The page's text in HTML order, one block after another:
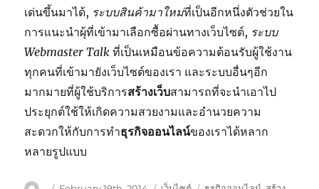
เด่นขึ้นมาได้, ระบบสินค้ามาใหม่ที่เป็นอีกหนึ่งตัวช่วยใน
การแนะนำผุ้ที่เข้ามาเลือกซื้อผ่านทางเว็บไซต์, ระบบ
Webmaster Talk ที่เป็นเหมือนข้อความต้อนรับผู้ใช้งาน
ทุกคนที่เข้ามายังเว็บไซต์ของเรา และระบบอื่นๆอีก
มากมายที่ผู้ใช้บริการสร้างเว็บสามารถที่จะนำเอาไป
ประยุกต์ใช้ให้เกิดความสวยงามและอำนวยความ
สะดวกให้กับการทำธุรกิจออนไลน์ของเราได้หลาก
หลายรูปแบบ